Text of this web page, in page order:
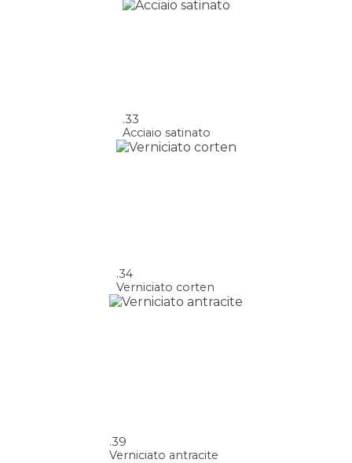
.33
Acciaio satinato
.34
Verniciato corten
.39
Verniciato antracite